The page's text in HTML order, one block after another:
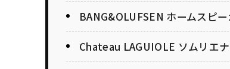
BANG&OLUFSEN ホームスピー
Chateau LAGUIOLE ソムリエ